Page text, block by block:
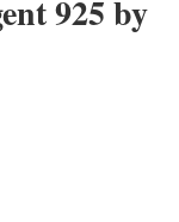
925 by